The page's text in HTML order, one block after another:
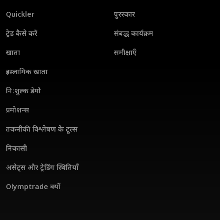
Quickler
ट्रेड कैसे करें
खाता
इस्लामिक खाता
नि:शुल्क डेमो
प्रमोशन्स
तकनीकी विश्लेषण के टूल्स
निकासी
असेट्स और ट्रेडिंग स्थितियाँ
Olymptrade क्यों
पुरस्कार
संबद्ध कार्यक्रम
समीक्षाएँ